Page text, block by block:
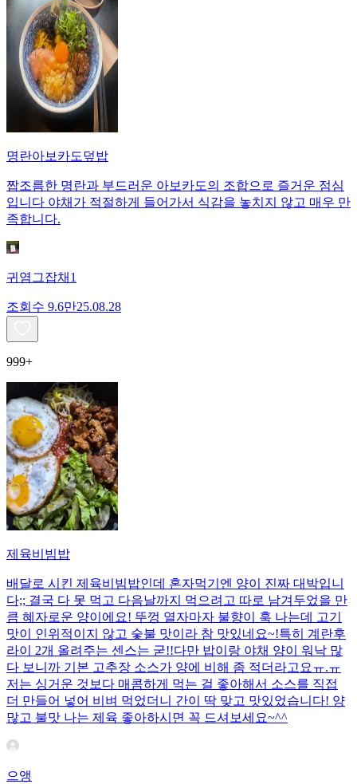
명란아보카도덮밥
짭조름한 명란과 부드러운 아보카도의 조합으로 즐거운 점심
입니다 야채가 적절하게 들어가서 식감을 놓치지 않고 매우 만
족합니다.
귀염그잡채1
조회수 9.6만25.08.28
999+
제육비빔밥
배달로 시킨 제육비빔밥인데 혼자먹기엔 양이 진짜 대박입니
다;; 결국 다 못 먹고 다음날까지 먹으려고 따로 남겨두었을 만
큼 혜자로운 양이에요! 뚜껑 열자마자 불향이 훅 나는데 고기
맛이 인위적이지 않고 숯불 맛이라 참 맛있네요~!특히 계란후
라이 2개 올려주는 센스는 굳!! ​다만 밥이랑 야채 양이 워낙 많
다 보니까 기본 고추장 소스가 양에 비해 좀 적더라고요ㅠ.ㅠ
저는 싱거운 것보다 매콤하게 먹는 걸 좋아해서 소스를 직접
더 만들어 넣어 비벼 먹었더니 간이 딱 맞고 맛있었습니다! 양
많고 불맛 나는 제육 좋아하시면 꼭 드셔보세요~^^
으앵